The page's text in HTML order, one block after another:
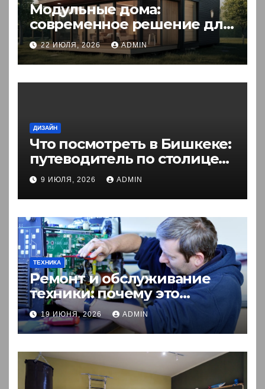
Модульные дома:
современное решение для
комфортного житья
22 ИЮЛЯ, 2026 ADMIN
ДИЗАЙН
Что посмотреть в Бишкеке:
путеводитель по столице
Кыргызстана
9 ИЮЛЯ, 2026 ADMIN
ТЕХНИКА
Ремонт и обслуживание
техники: почему это
выгоднее покупки новой?
19 ИЮНЯ, 2026 ADMIN